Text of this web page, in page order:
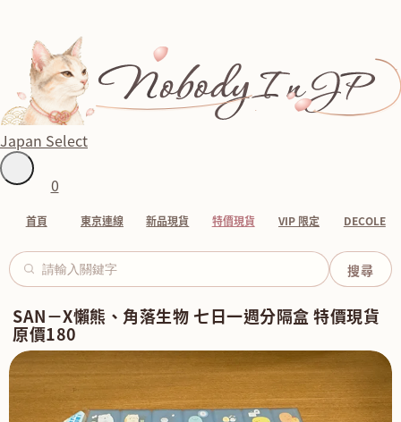
Japan Select
0
首頁 東京連線 新品現貨 特價現貨 VIP 限定 DECOLE
SAN－X懶熊、角落生物 七日一週分隔盒 特價現貨
原價180